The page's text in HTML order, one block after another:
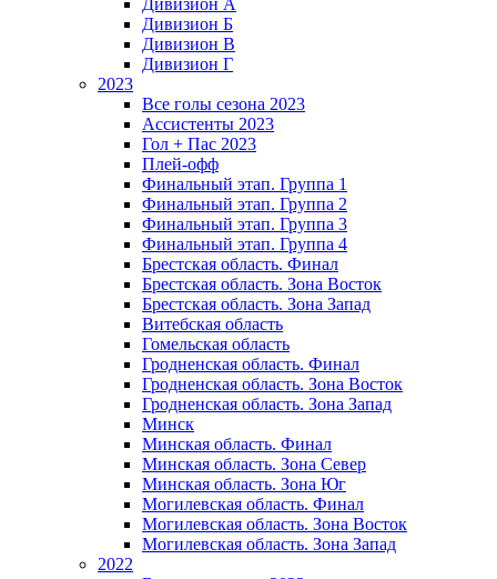
Дивизион A
Дивизион Б
Дивизион В
Дивизион Г
2023
Все голы сезона 2023
Ассистенты 2023
Гол + Пас 2023
Плей-офф
Финальный этап. Группа 1
Финальный этап. Группа 2
Финальный этап. Группа 3
Финальный этап. Группа 4
Брестская область. Финал
Брестская область. Зона Восток
Брестская область. Зона Запад
Витебская область
Гомельская область
Гродненская область. Финал
Гродненская область. Зона Восток
Гродненская область. Зона Запад
Минск
Минская область. Финал
Минская область. Зона Север
Минская область. Зона Юг
Могилевская область. Финал
Могилевская область. Зона Восток
Могилевская область. Зона Запад
2022